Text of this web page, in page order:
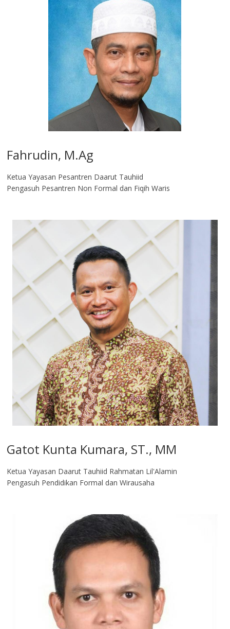
Fahrudin, M.Ag​
Ketua Yayasan Pesantren Daarut Tauhiid
Pengasuh Pesantren Non Formal dan Fiqih Waris
Gatot Kunta Kumara, ST., MM
Ketua Yayasan Daarut Tauhiid Rahmatan Lil'Alamin
Pengasuh Pendidikan Formal dan Wirausaha